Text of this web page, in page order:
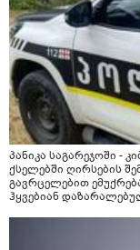
პანიკა საგარეჯოში -
ქსელებში ღირსების
გავრცელებით
ჰყვებიან